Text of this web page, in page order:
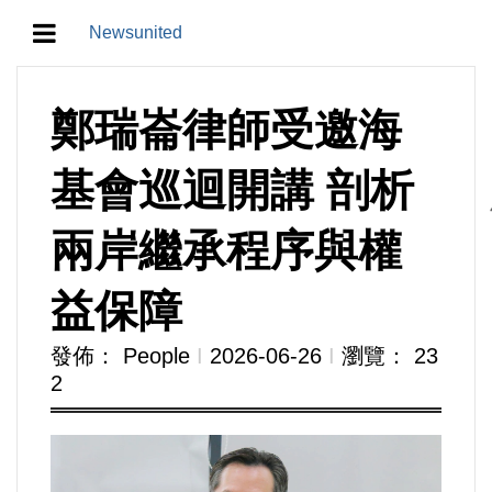
Newsunited
教育/五育/五創
人生/生存/生活
產業/經濟
政治/政黨
農業/技術/肥飼料/農藥/產銷
鄭瑞崙律師受邀海
基會巡迴開講 剖析
兩岸繼承程序與權
益保障
發佈： People Ι 2026-06-26 Ι 瀏覽： 23
2